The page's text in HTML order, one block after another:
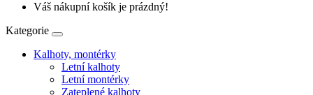
Váš nákupní košík je prázdný!
Kategorie
Kalhoty, montérky
Letní kalhoty
Letní montérky
Zateplené kalhoty